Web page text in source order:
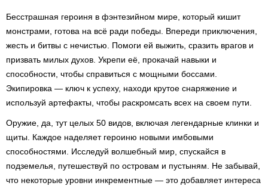
Бесстрашная героиня в фэнтезийном мире, который кишит
монстрами, готова на всё ради победы. Впереди приключения,
жесть и битвы с нечистью. Помоги ей выжить, сразить врагов и
призвать милых духов. Укрепи её, прокачай навыки и
способности, чтобы справиться с мощными боссами.
Экипировка — ключ к успеху, находи крутое снаряжение и
используй артефакты, чтобы раскромсать всех на своем пути.
Оружие, да, тут целых 50 видов, включая легендарные клинки и
щиты. Каждое наделяет героиню новыми имбовыми
способностями. Исследуй волшебный мир, спускайся в
подземелья, путешествуй по островам и пустыням. Не забывай,
что некоторые уровни инкрементные — это добавляет интереса